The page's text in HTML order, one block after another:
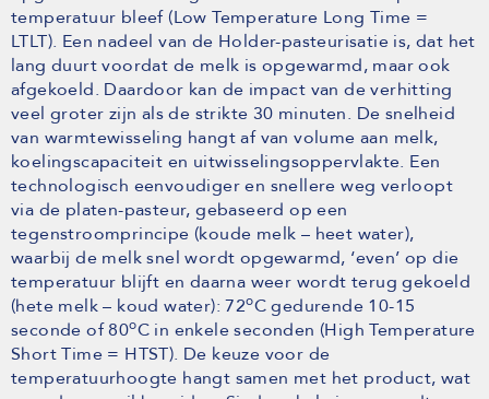
temperatuur bleef (Low Temperature Long Time =
LTLT). Een nadeel van de Holder-pasteurisatie is, dat het
lang duurt voordat de melk is opgewarmd, maar ook
afgekoeld. Daardoor kan de impact van de verhitting
veel groter zijn als de strikte 30 minuten. De snelheid
van warmtewisseling hangt af van volume aan melk,
koelingscapaciteit en uitwisselingsoppervlakte. Een
technologisch eenvoudiger en snellere weg verloopt
via de platen-pasteur, gebaseerd op een
tegenstroomprincipe (koude melk – heet water),
waarbij de melk snel wordt opgewarmd, ‘even’ op die
temperatuur blijft en daarna weer wordt terug gekoeld
(hete melk – koud water): 72oC gedurende 10-15
seconde of 80oC in enkele seconden (High Temperature
Short Time = HTST). De keuze voor de
temperatuurhoogte hangt samen met het product, wat